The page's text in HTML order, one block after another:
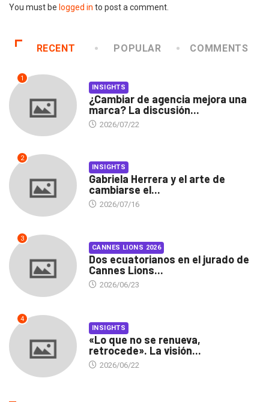
You must be logged in to post a comment.
RECENT POPULAR COMMENTS
1
INSIGHTS
¿Cambiar de agencia mejora una
marca? La discusión...
2026/07/22
2
INSIGHTS
Gabriela Herrera y el arte de
cambiarse el...
2026/07/16
3
CANNES LIONS 2026
Dos ecuatorianos en el jurado de
Cannes Lions...
2026/06/23
4
INSIGHTS
«Lo que no se renueva,
retrocede». La visión...
2026/06/22